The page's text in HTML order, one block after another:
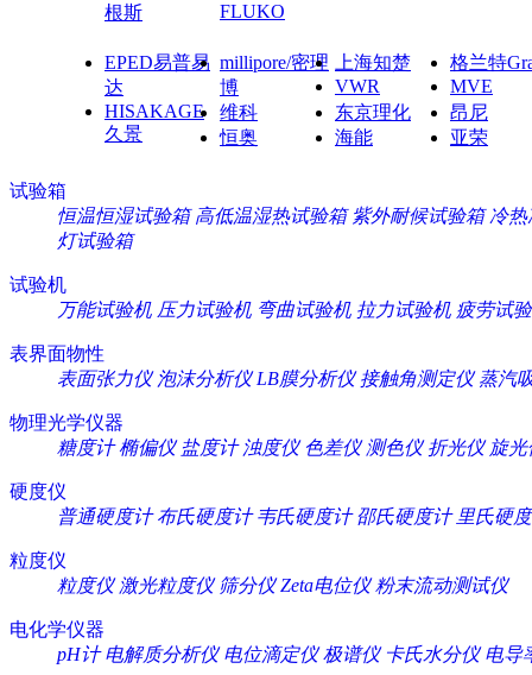
根斯
FLUKO
EPED易普易
达
millipore/密理
博
上海知楚
格兰特
VWR
MVE
HISAKAGE
久景
维科 东京理化
昂尼
恒奥
海能 亚荣
试验箱
恒温恒湿试验箱 高低温湿热试验箱 紫外耐候试验箱 冷热
灯试验箱
试验机
万能试验机 压力试验机 弯曲试验机 拉力试验机 疲劳试
表界面物性
表面张力仪 泡沫分析仪 LB膜分析仪 接触角测定仪 蒸汽
物理光学仪器
糖度计 椭偏仪 盐度计 浊度仪 色差仪 测色仪 折光仪 旋光
硬度仪
普通硬度计 布氏硬度计 韦氏硬度计 邵氏硬度计 里氏硬
粒度仪
粒度仪 激光粒度仪 筛分仪 Zeta电位仪 粉末流动测试仪
电化学仪器
pH计 电解质分析仪 电位滴定仪 极谱仪 卡氏水分仪 电导